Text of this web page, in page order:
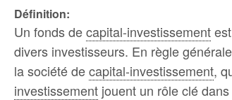
Définition:
Un fonds decapital-investissement
divers investisseurs. En règle
la société decapital-investissement,
investissement jouent un rôle clé